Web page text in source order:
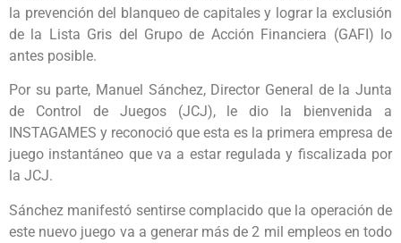
la prevención del blanqueo de capitales y lograr la exclusión
de la Lista Gris del Grupo de Acción Financiera (GAFI) lo
antes posible.
Por su parte, Manuel Sánchez, Director General de la Junta
de Control de Juegos (JCJ), le dio la bienvenida a
INSTAGAMES y reconoció que esta es la primera empresa de
juego instantáneo que va a estar regulada y fiscalizada por
la JCJ.
Sánchez manifestó sentirse complacido que la operación de
este nuevo juego va a generar más de 2 mil empleos en todo